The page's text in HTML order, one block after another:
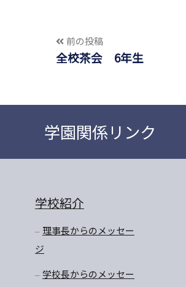
前の投稿
全校茶会 6年生
学園関係リンク
学校紹介
理事長からのメッセー
ジ
学校長からのメッセー